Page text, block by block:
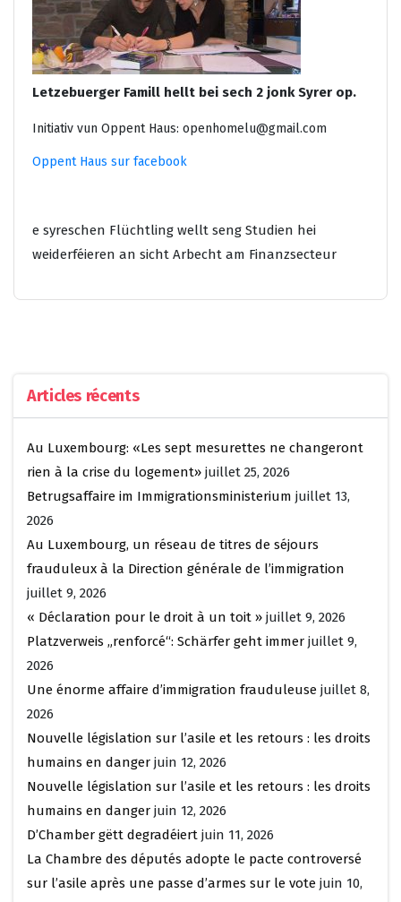
Letzebuerger Famill hellt bei sech 2 jonk Syrer op.
Initiativ vun Oppent Haus: openhomelu@gmail.com
Oppent Haus sur facebook
e syreschen Flüchtling wellt seng Studien hei
weiderféieren an sicht Arbecht am Finanzsecteur
Articles récents
Au Luxembourg: «Les sept mesurettes ne changeront
rien à la crise du logement» juillet 25, 2026
Betrugsaffaire im Immigrationsministerium juillet 13,
2026
Au Luxembourg, un réseau de titres de séjours
frauduleux à la Direction générale de l’immigration
juillet 9, 2026
« Déclaration pour le droit à un toit » juillet 9, 2026
Platzverweis „renforcé“: Schärfer geht immer juillet 9,
2026
Une énorme affaire d’immigration frauduleuse juillet 8,
2026
Nouvelle législation sur l’asile et les retours : les droits
humains en danger juin 12, 2026
Nouvelle législation sur l’asile et les retours : les droits
humains en danger juin 12, 2026
D’Chamber gëtt degradéiert juin 11, 2026
La Chambre des députés adopte le pacte controversé
sur l’asile après une passe d’armes sur le vote juin 10,